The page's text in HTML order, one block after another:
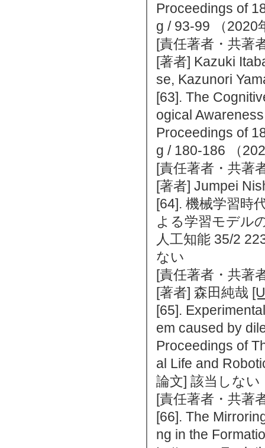
Proceedings of
g / 93-99 （2020
[責任著者・共著
[著者] Kazuki
se, Kazunori
[63]. The
ogical
Proceedings of
g / 180-186 （
[責任著者・共著
[著者] Jumpei
[64]. 機械学習時
よる学習モデル
人工知能 35/2
ない
[責任著者・共著
[著者] 森田純哉
[65].
em caused by
Proceedings of
al Life and
論文] 該当しない
[責任著者・共著
[66]. The
ng in the